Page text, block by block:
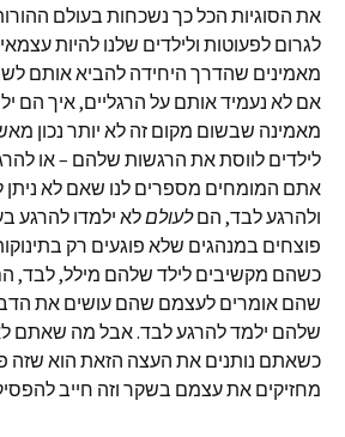
את הסוגיות הכל כך נשכחות בעולם
לגרום לפעוטות ולילדים שלנו להיות
מאמינים שהדרך היחידה להביא אותם
אם לא נעמיד אותם על הרגליים, איך הם
מאמינה שבשום מקום זה לא יותר נכון
לילדים לווסת את הרגשות שלהם – או
אתם המומחים מספרים לנו שאם לא ניתן
ולהרגע לבד, הםלעולםלא ילמדו להרגע
פוצחים במנהגים שלא פוגעים רק
כשהם מקשיבים לילד שלהם מילל, לבד,
שהם אומרים לעצמם שהם עושים את
שלהם ילמד להרגע לבד. אבל מה שאתם
כשאתם נותנים את העצה הזאת הוא שזה
מחזיקים את עצמם בשקר וזה חייב